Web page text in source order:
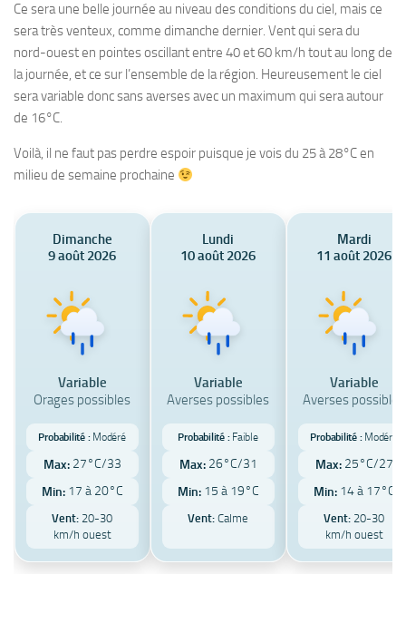
Ce sera une belle journée au niveau des conditions du ciel, mais ce
sera très venteux, comme dimanche dernier. Vent qui sera du
nord-ouest en pointes oscillant entre 40 et 60 km/h tout au long de
la journée, et ce sur l’ensemble de la région. Heureusement le ciel
sera variable donc sans averses avec un maximum qui sera autour
de 16°C.
Voilà, il ne faut pas perdre espoir puisque je vois du 25 à 28°C en
milieu de semaine prochaine
Dimanche
9 août 2026
Variable
Orages possibles
Probabilité : Modéré
Max: 27°C/33
Min: 17 à 20°C
Vent: 20-30
km/h ouest
Lundi
10 août 2026
Variable
Averses possibles
Probabilité : Faible
Max: 26°C/31
Min: 15 à 19°C
Vent: Calme
Mardi
11 août 2026
Variable
Averses possibles
Probabilité : Modéré
Max: 25°C/27
Min: 14 à 17°C
Vent: 20-30
km/h ouest